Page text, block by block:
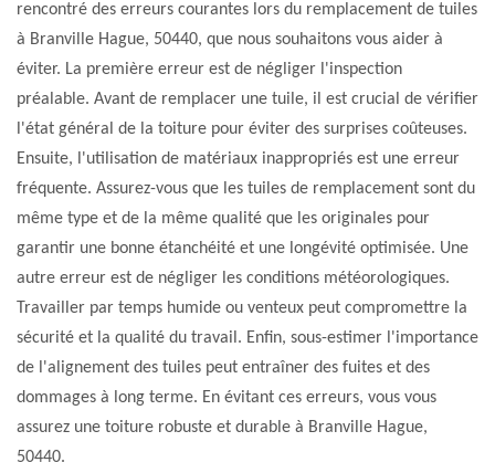
rencontré des erreurs courantes lors du remplacement de tuiles
à Branville Hague, 50440, que nous souhaitons vous aider à
éviter. La première erreur est de négliger l'inspection
préalable. Avant de remplacer une tuile, il est crucial de vérifier
l'état général de la toiture pour éviter des surprises coûteuses.
Ensuite, l'utilisation de matériaux inappropriés est une erreur
fréquente. Assurez-vous que les tuiles de remplacement sont du
même type et de la même qualité que les originales pour
garantir une bonne étanchéité et une longévité optimisée. Une
autre erreur est de négliger les conditions météorologiques.
Travailler par temps humide ou venteux peut compromettre la
sécurité et la qualité du travail. Enfin, sous-estimer l'importance
de l'alignement des tuiles peut entraîner des fuites et des
dommages à long terme. En évitant ces erreurs, vous vous
assurez une toiture robuste et durable à Branville Hague,
50440.